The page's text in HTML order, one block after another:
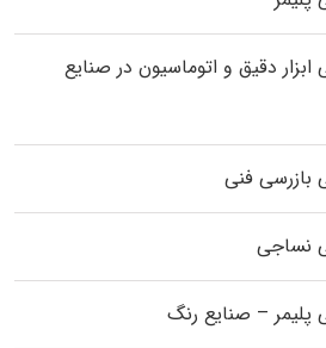
دقیق و اتوماسیون در صنایع
بازرسی فنی
نساجی
پلیمر – صنایع رنگ